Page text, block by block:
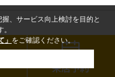
来店予約
、サービス向上検討を目的と
」 をご確認ください。